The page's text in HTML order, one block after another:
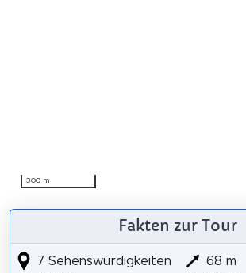
300 m
Fakten zur Tour
7 Sehenswürdigkeiten
68 m